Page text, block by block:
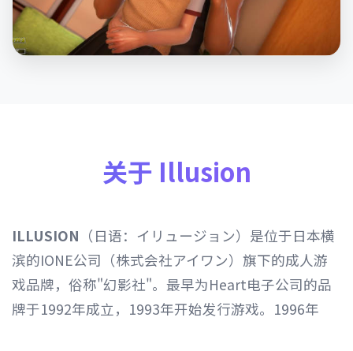
关于 Illusion
ILLUSION （日语：イリュージョン）是位于日本横
滨的IONE公司（株式会社アイワン）旗下的成人游
戏品牌，俗称"幻影社"。最早为Heart电子公司的品
牌于1992年成立，1993年开始发行游戏。1996年